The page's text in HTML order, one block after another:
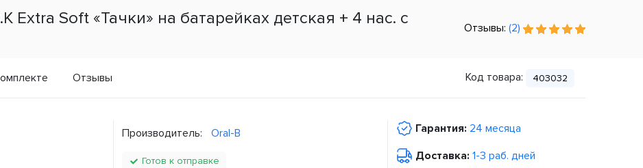
Extra Soft «Тачки» на батарейках детская + 4 нас. с
Отзывы: (2)
Отзывы Код товара: 403032
Производитель: Oral-B
Готов к отправке
Гарантия: 24 месяца
Доставка: 1-3 раб. дней